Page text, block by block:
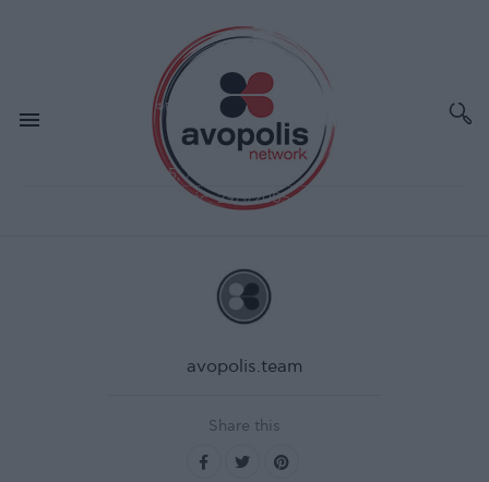
ΦΕΒ 1,2005
Therapy
Gagarin 205, Αθηνά
Ημερομηνία διεξαγωγής: 29/1/2005
avopolis.team
Share this